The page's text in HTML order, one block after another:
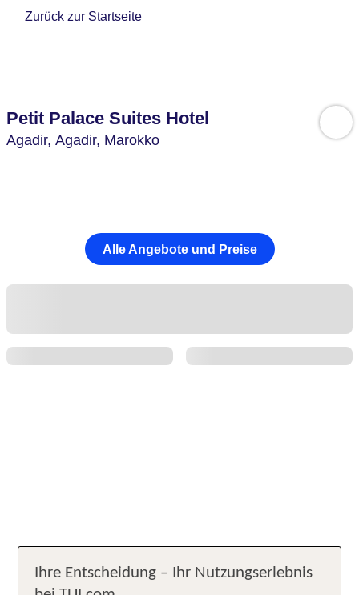
Zurück zur Startseite
Petit Palace Suites Hotel
Agadir, Agadir, Marokko
Alle Angebote und Preise
Ihre Entscheidung – Ihr Nutzungserlebnis